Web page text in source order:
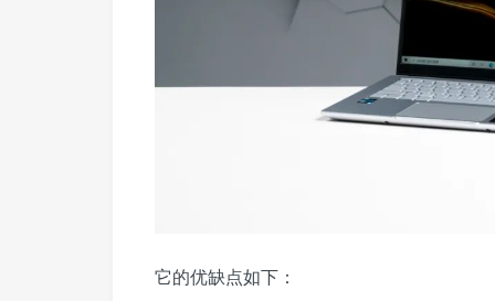
它的优缺点如下：